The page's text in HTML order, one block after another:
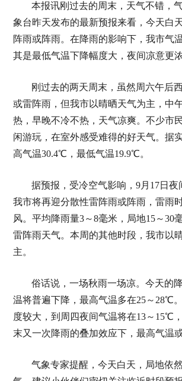
本报讯刚过去的周末，天气不错，
象台昨天发布的最新预报来看，今天白
阵雨或阵雨。在降雨的影响下，我市气
其是最低气温下降幅度大，夜间凉意更浓
刚过去的两天周末，虽然周六午后
或雷阵雨，但我市以晴晒天气为主，中
热，早晚不冷不热，天气凉爽。不少市
闲游玩，在室外感受难得的好天气。据
高气温30.4℃，最低气温19.9℃。
据预报，受冷空气影响，9月17日夜
我市将再迎分散性雷阵雨或阵雨，雷雨
风。平均降雨量3～8毫米，局地15～30
雷阵雨天气。本周的其他时段，我市以
主。
俗话说，一场秋雨一场凉。今天的
温将普遍下降，最高气温多在25～28℃
度较大，到周四夜间气温将在13～15℃
末又一次降雨的叠加效应下，最高气温
气象专家提醒，今天白天，局地依